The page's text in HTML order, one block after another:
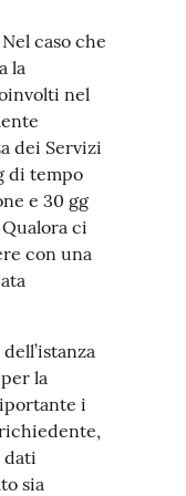
caso che
la
nel
dei Servizi
di tempo
e 30 gg
ci
con una
la
i
dati
sia